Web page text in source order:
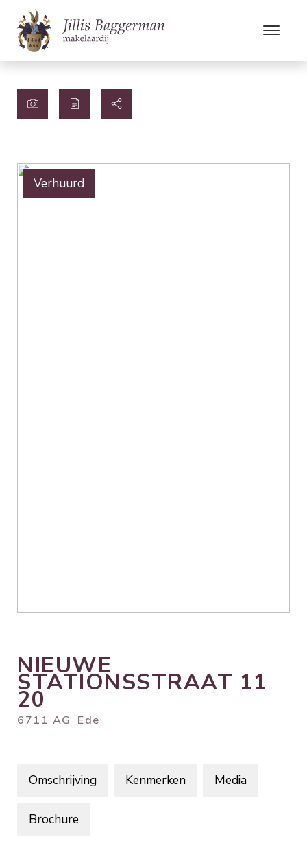
Verhuurd
NIEUWE
STATIONSSTRAAT 11
20
6711 AG Ede
Omschrijving Kenmerken Media
Brochure